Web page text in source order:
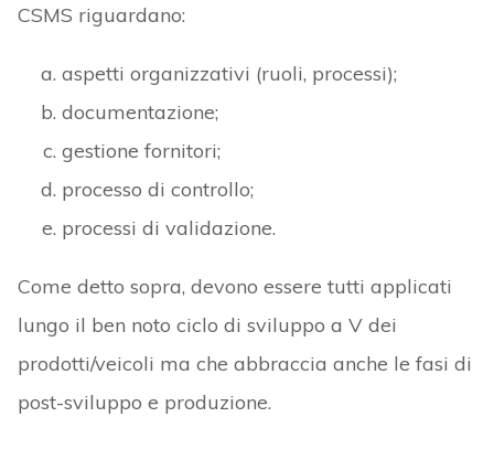
CSMS riguardano:
aspetti organizzativi (ruoli, processi);
documentazione;
gestione fornitori;
processo di controllo;
processi di validazione.
Come detto sopra, devono essere tutti applicati
lungo il ben noto ciclo di sviluppo a V dei
prodotti/veicoli ma che abbraccia anche le fasi di
post-sviluppo e produzione.